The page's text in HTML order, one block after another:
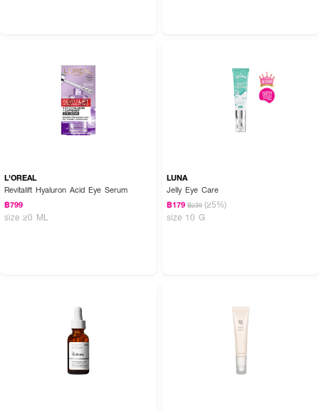
L'OREAL
Revitalift Hyaluron Acid Eye Serum
฿799
size 20 ML
LUNA
Jelly Eye Care
฿179 ฿239 (25%)
size 10 G